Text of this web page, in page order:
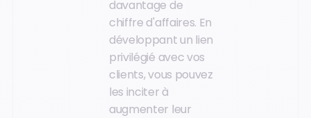
davantage de
chiffre d'affaires. En
développant un lien
privilégié avec vos
clients, vous pouvez
les inciter à
augmenter leur